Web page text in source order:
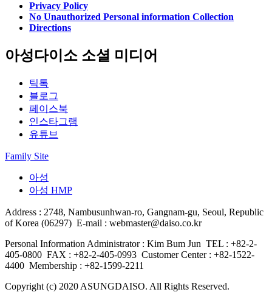
Privacy Policy
No Unauthorized Personal information Collection
Directions
아성다이소 소셜 미디어
틱톡
블로그
페이스북
인스타그램
유튜브
Family Site
아성
아성 HMP
Address : 2748, Nambusunhwan-ro, Gangnam-gu, Seoul, Republic
of Korea (06297) E-mail : webmaster@daiso.co.kr
Personal Information Administrator : Kim Bum Jun TEL : +82-2-
405-0800 FAX : +82-2-405-0993 Customer Center : +82-1522-
4400 Membership : +82-1599-2211
Copyright (c) 2020 ASUNGDAISO. All Rights Reserved.